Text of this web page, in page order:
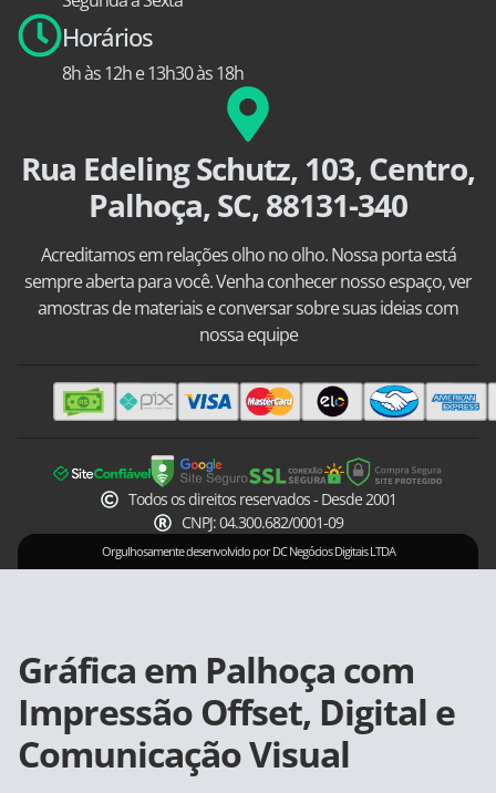
Horários
8h às 12h e 13h30 às 18h
Rua Edeling Schutz, 103, Centro,
Palhoça, SC, 88131-340
Acreditamos em relações olho no olho. Nossa porta está
sempre aberta para você. Venha conhecer nosso espaço, ver
amostras de materiais e conversar sobre suas ideias com
nossa equipe
Todos os direitos reservados - Desde 2001
CNPJ: 04.300.682/0001-09
Orgulhosamente desenvolvido por DC Negócios Digitais LTDA
Gráfica em Palhoça com
Impressão Offset, Digital e
Comunicação Visual